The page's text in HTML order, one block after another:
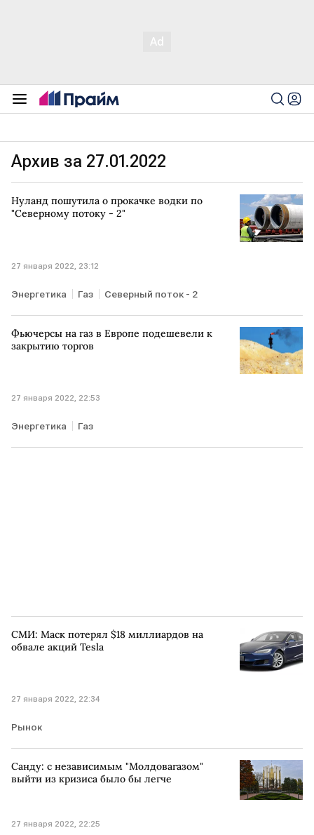
Архив за 27.01.2022
Нуланд пошутила о прокачке водки по
"Северному потоку - 2"
27 января 2022, 23:12
Энергетика Газ Северный поток - 2
Фьючерсы на газ в Европе подешевели к
закрытию торгов
27 января 2022, 22:53
Энергетика Газ
СМИ: Маск потерял $18 миллиардов на
обвале акций Tesla
27 января 2022, 22:34
Рынок
Санду: с независимым "Молдовагазом"
выйти из кризиса было бы легче
27 января 2022, 22:25